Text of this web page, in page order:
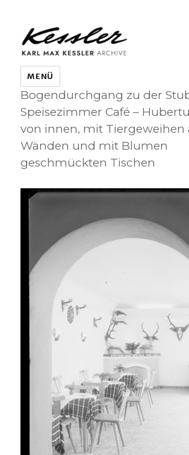
KARL MAX KESSLER
MENÜ
Bogendurchgang zu der
Speisezimmer Café –
von innen, mit Tiergeweihen
Wänden und mit Blumen
geschmückten Tischen